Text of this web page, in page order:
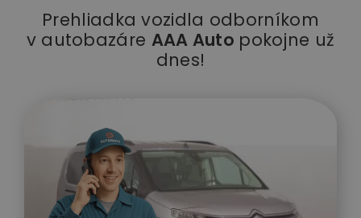
Prehliadka vozidla odborníkom
v autobazáre AAA Auto pokojne už
dnes!